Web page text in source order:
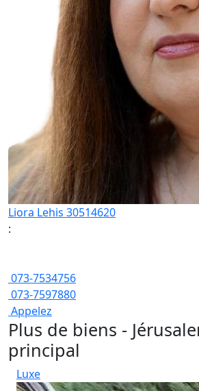
Liora Lehis 30514620
:
073-7534756
073-7597880
Appelez
Plus de biens -
principal
Luxe